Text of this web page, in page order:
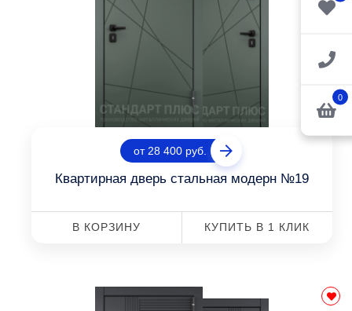
0
от 28 400 руб.
Квартирная дверь стальная модерн №19
В КОРЗИНУ КУПИТЬ В 1 КЛИК